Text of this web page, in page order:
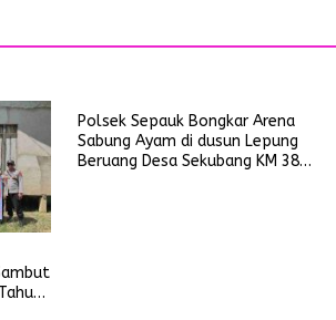
Polsek Sepauk Bongkar Arena
Sabung Ayam di dusun Lepung
Beruang Desa Sekubang KM 38